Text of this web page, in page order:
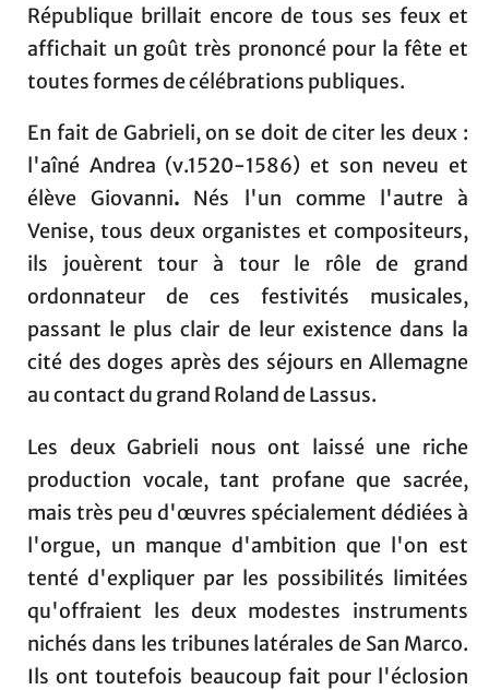
République brillait encore de tous ses feux et
affichait un goût très prononcé pour la fête et
toutes formes de célébrations publiques.
En fait de Gabrieli, on se doit de citer les deux :
l'aîné Andrea (v.1520-1586) et son neveu et
élève Giovanni. Nés l'un comme l'autre à
Venise, tous deux organistes et compositeurs,
ils jouèrent tour à tour le rôle de grand
ordonnateur de ces festivités musicales,
passant le plus clair de leur existence dans la
cité des doges après des séjours en Allemagne
au contact du grand Roland de Lassus.
Les deux Gabrieli nous ont laissé une riche
production vocale, tant profane que sacrée,
mais très peu d'œuvres spécialement dédiées à
l'orgue, un manque d'ambition que l'on est
tenté d'expliquer par les possibilités limitées
qu'offraient les deux modestes instruments
nichés dans les tribunes latérales de San Marco.
Ils ont toutefois beaucoup fait pour l'éclosion